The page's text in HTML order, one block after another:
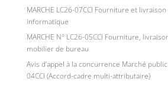
MARCHE LC26-07CCI Fourniture et
informatique
MARCHE N° LC26-05CCI Fourniture,
mobilier de bureau
Avis d’appel à la concurrence Marché
04CCI (Accord-cadre multi-attributaire)